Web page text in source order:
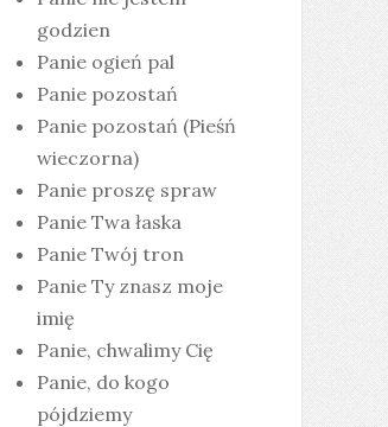
godzien
Panie ogień pal
Panie pozostań
Panie pozostań (Pieśń
wieczorna)
Panie proszę spraw
Panie Twa łaska
Panie Twój tron
Panie Ty znasz moje
imię
Panie, chwalimy Cię
Panie, do kogo
pójdziemy